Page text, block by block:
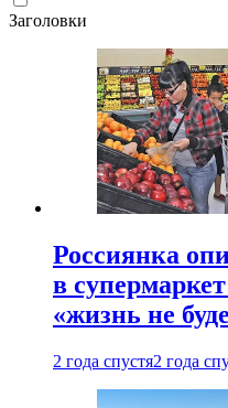
Заголовки
Россиянка
в
«жизнь не
2 года спустя2 года